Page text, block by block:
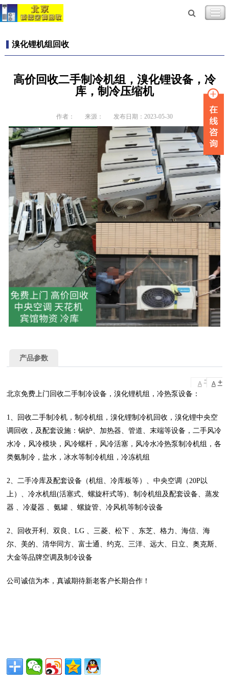
溴化锂机组回收
高价回收二手制冷机组，溴化锂设备，冷
库，制冷压缩机
作者： 来源： 发布日期：2023-05-30
产品参数
A - A +
北京免费上门回收二手制冷设备，溴化锂机组，冷热泵设备：
1、回收二手制冷机，制冷机组，溴化锂制冷机回收，溴化锂中央空
调回收，及配套设施：锅炉、加热器、管道、末端等设备，二手风冷
水冷，风冷模块，风冷螺杆，风冷活塞，风冷水冷热泵制冷机组，各
类氨制冷，盐水，冰水等制冷机组，冷冻机组
2、二手冷库及配套设备（机组、冷库板等）、中央空调（20P以
上）、冷水机组(活塞式、螺旋杆式等)、制冷机组及配套设备、蒸发
器 、冷凝器 、氨罐 、螺旋管、冷风机等制冷设备
2、回收开利、双良、LG 、三菱、松下 、东芝、格力、海信、海
尔、美的、清华同方、富士通、约克、三洋、远大、日立、奥克斯、
大金等品牌空调及制冷设备
公司诚信为本，真诚期待新老客户长期合作！